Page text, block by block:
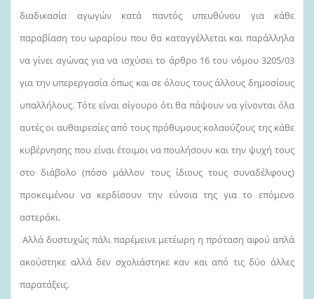
διαδικασία αγωγών κατά παντός υπευθύνου για κάθε
παραβίαση του ωραρίου που θα καταγγέλλεται και παράλληλα
να γίνει αγώνας για να ισχύσει το άρθρο 16 του νόμου 3205/03
για την υπερεργασία όπως και σε όλους τους άλλους δημοσίους
υπαλλήλους. Τότε είναι σίγουρο ότι θα πάψουν να γίνονται όλα
αυτές οι αυθαιρεσίες από τους πρόθυμους κολαούζους της κάθε
κυβέρνησης που είναι έτοιμοι να πουλήσουν και την ψυχή τους
στο διάβολο (πόσο μάλλον τους ίδιους τους συναδέλφους)
προκειμένου να κερδίσουν την εύνοια της για το επόμενο
αστεράκι.
Αλλά δυστυχώς πάλι παρέμεινε μετέωρη η πρόταση αφού απλά
ακούστηκε αλλά δεν σχολιάστηκε καν και από τις δύο άλλες
παρατάξεις.